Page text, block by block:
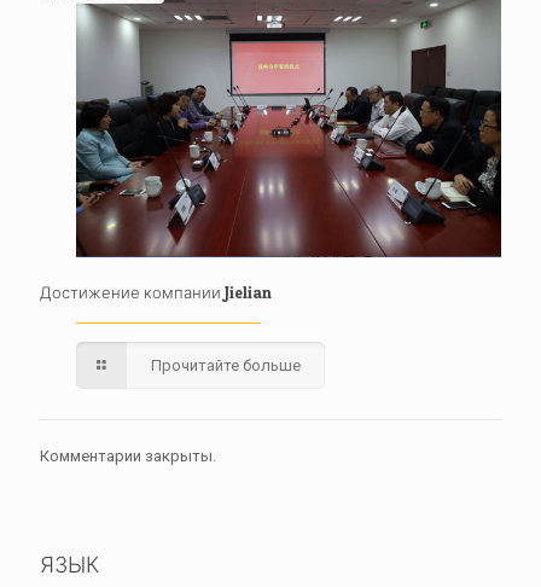
Достижение компании Jielian
Прочитайте больше
Комментарии закрыты.
ЯЗЫК